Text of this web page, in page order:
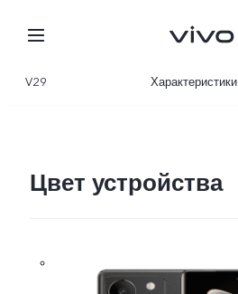
V29 Характеристики
Цвет устройства